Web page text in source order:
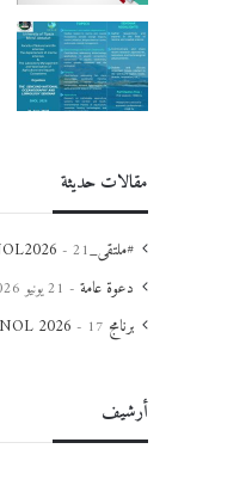
مقالات حديثة
#ملتقى_SNOL202621 يونيو 2026
دعوة عامة 21 يونيو 2026
برنامج SNOL 2026 17 يونيو 2026
أرشيف